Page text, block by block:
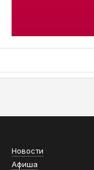
Новости
Афиша